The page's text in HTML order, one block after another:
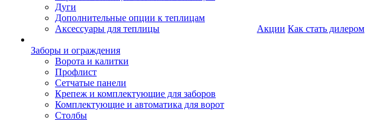
Дуги
Дополнительные опции к теплицам
Аксессуары для теплицы
Заборы и ограждения
Ворота и калитки
Профлист
Сетчатые панели
Крепеж и комплектующие для заборов
Комплектующие и автоматика для ворот
Столбы
Акции Как стать дилером